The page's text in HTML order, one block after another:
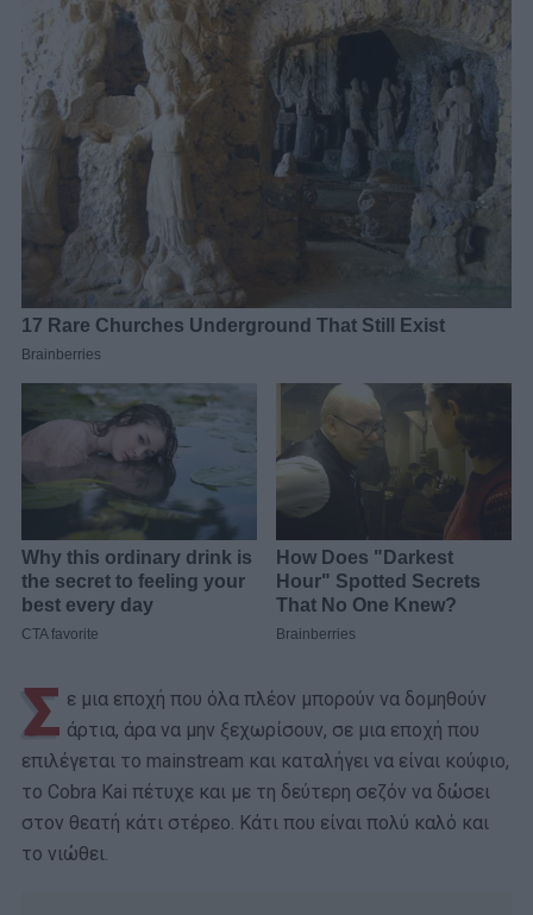
Σ ε μια εποχή που όλα πλέον μπορούν να δομηθούν
άρτια, άρα να μην ξεχωρίσουν, σε μια εποχή που
επιλέγεται το mainstream και καταλήγει να είναι κούφιο,
το Cobra Kai πέτυχε και με τη δεύτερη σεζόν να δώσει
στον θεατή κάτι στέρεο. Κάτι που είναι πολύ καλό και
το νιώθει.